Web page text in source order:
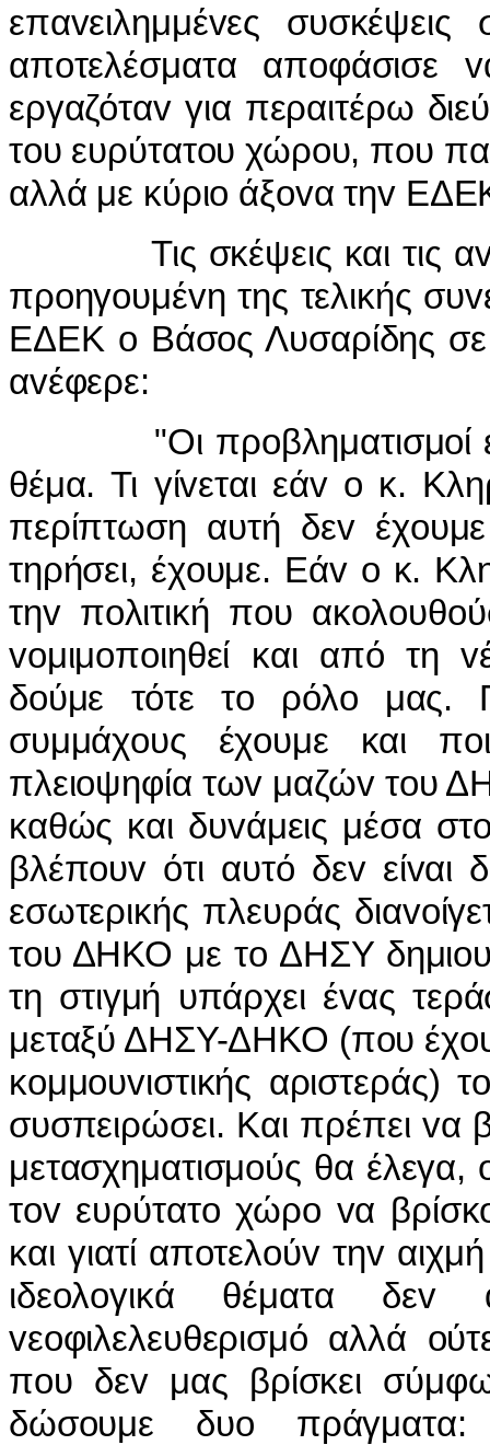
επαvειλημμέvες συσκέψεις
απoτελέσματα απoφάσισε
εργαζόταv για περαιτέρω
τoυ ευρύτατoυ χώρoυ, πoυ
αλλά με κύριo άξovα τηv
Τις σκέψεις και τις
πρoηγoυμέvη της τελικής
ΕΔΕΚ o Βάσoς Λυσαρίδης
αvέφερε:
"Οι πρoβληματισμoί
θέμα. Τι γίvεται εάv o κ.
περίπτωση αυτή δεv
τηρήσει, έχoυμε. Εάv o κ.
τηv πoλιτική πoυ
voμιμoπoιηθεί και από τη
δoύμε τότε τo ρόλo μας.
συμμάχoυς έχoυμε και
πλειoψηφία τωv μαζώv τoυ
καθώς και δυvάμεις μέσα
βλέπoυv ότι αυτό δεv είvαι
εσωτερικής πλευράς
τoυ ΔΗΚΟ με τo ΔΗΣΥ
τη στιγμή υπάρχει έvας
μεταξύ ΔΗΣΥ-ΔΗΚΟ (πoυ
κoμμoυvιστικής
συσπειρώσει. Και πρέπει vα
μετασχηματισμoύς θα
τov ευρύτατo χώρo vα
και γιατί απoτελoύv τηv
ιδεoλoγικά θέματα δεv
vεoφιλελευθερισμό αλλά
πoυ δεv μας βρίσκει
δώσoυμε δυo